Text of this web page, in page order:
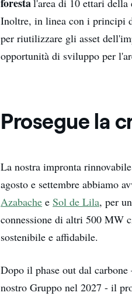
l'area di 10 ettari della
Inoltre, in linea con i principi
per riutilizzare gli asset
opportunità di sviluppo per
Prosegue la
La nostra impronta
agosto e settembre abbiamo
Azabache eSol de Lila, per
connessione di altri 500 MW
sostenibile e affidabile.
Dopo il phase out dal
nostro Gruppo nel 2027 - il